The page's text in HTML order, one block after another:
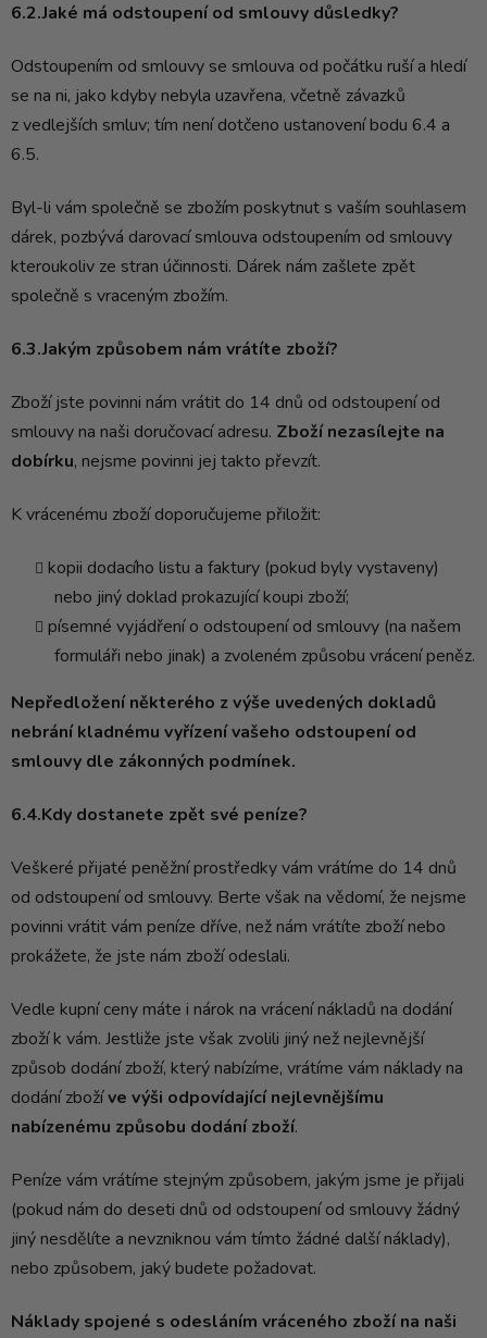
6.2.Jaké má odstoupení od smlouvy důsledky?
Odstoupením od smlouvy se smlouva od počátku ruší a hledí
se na ni, jako kdyby nebyla uzavřena, včetně závazků
z vedlejších smluv; tím není dotčeno ustanovení bodu 6.4 a
6.5.
Byl-li vám společně se zbožím poskytnut s vaším souhlasem
dárek, pozbývá darovací smlouva odstoupením od smlouvy
kteroukoliv ze stran účinnosti. Dárek nám zašlete zpět
společně s vraceným zbožím.
6.3.Jakým způsobem nám vrátíte zboží?
Zboží jste povinni nám vrátit do 14 dnů od odstoupení od
smlouvy na naši doručovací adresu. Zboží nezasílejte na
dobírku, nejsme povinni jej takto převzít.
K vrácenému zboží doporučujeme přiložit:
kopii dodacího listu a faktury (pokud byly vystaveny)
nebo jiný doklad prokazující koupi zboží;
písemné vyjádření o odstoupení od smlouvy (na našem
formuláři nebo jinak) a zvoleném způsobu vrácení peněz.
Nepředložení některého z výše uvedených dokladů
nebrání kladnému vyřízení vašeho odstoupení od
smlouvy dle zákonných podmínek.
6.4.Kdy dostanete zpět své peníze?
Veškeré přijaté peněžní prostředky vám vrátíme do 14 dnů
od odstoupení od smlouvy. Berte však na vědomí, že nejsme
povinni vrátit vám peníze dříve, než nám vrátíte zboží nebo
prokážete, že jste nám zboží odeslali.
Vedle kupní ceny máte i nárok na vrácení nákladů na dodání
zboží k vám. Jestliže jste však zvolili jiný než nejlevnější
způsob dodání zboží, který nabízíme, vrátíme vám náklady na
dodání zbožíve výši odpovídající nejlevnějšímu
nabízenému způsobu dodání zboží.
Peníze vám vrátíme stejným způsobem, jakým jsme je přijali
(pokud nám do deseti dnů od odstoupení od smlouvy žádný
jiný nesdělíte a nevzniknou vám tímto žádné další náklady),
nebo způsobem, jaký budete požadovat.
Náklady spojené s odesláním vráceného zboží na naši